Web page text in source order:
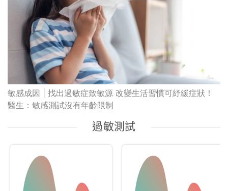
敏感成因 | 找出過敏症致敏源 改變生活習慣可紓緩症狀！
醫生：敏感測試沒有年齡限制